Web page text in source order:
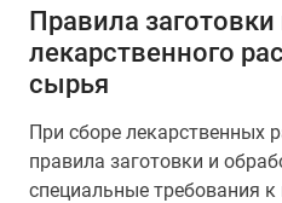
Правила заготовки
лекарственного
сырья
При сборе лекарственных
правила заготовки и
специальные требования к